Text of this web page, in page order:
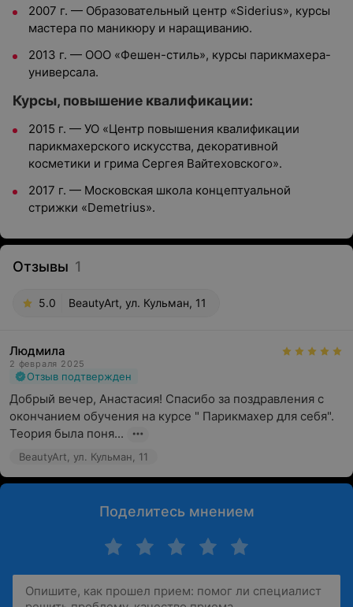
2007 г. — Образовательный центр «Siderius», курсы
мастера по маникюру и наращиванию.
2013 г. — ООО «Фешен-стиль», курсы парикмахера-
универсала.
Курсы, повышение квалификации:
2015 г. — УО «Центр повышения квалификации
парикмахерского искусства, декоративной
косметики и грима Сергея Вайтеховского».
2017 г. — Московская школа концептуальной
стрижки «Demetrius».
Отзывы 1
5.0 BeautyArt, ул. Кульман, 11
Людмила
2 февраля 2025
Отзыв подтвержден
Добрый вечер, Анастасия! Спасибо за поздравления с
окончанием обучения на курсе " Парикмахер для себя".
Теория была поня...
BeautyArt, ул. Кульман, 11
Поделитесь мнением